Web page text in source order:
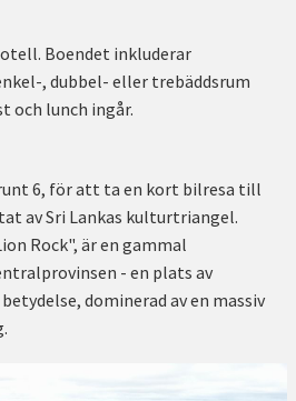
Boendet inkluderar
, dubbel- eller trebäddsrum
och lunch ingår.
6, för att ta en kort bilresa till
av Sri Lankas kulturtriangel.
Rock", är en gammal
- en plats av
dominerad av en massiv